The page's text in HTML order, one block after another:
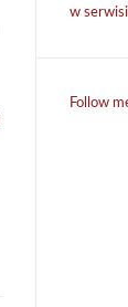
w
Follow